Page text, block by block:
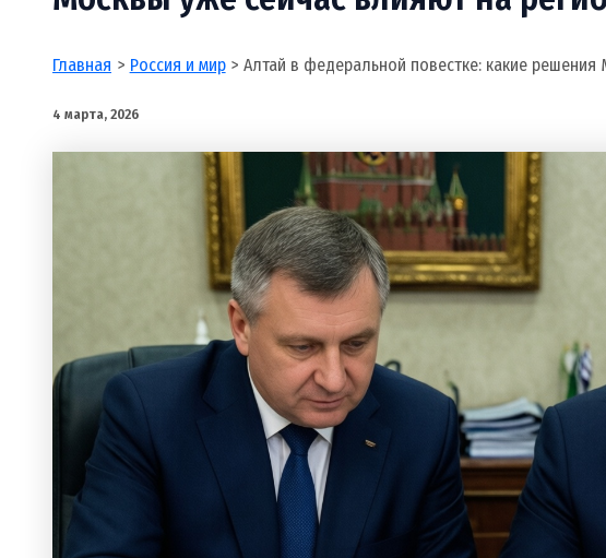
Главная Россия и мир Алтай в федеральной повестке: какие
4 марта, 2026